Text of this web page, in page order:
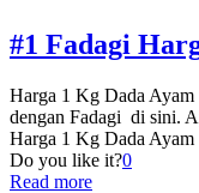
#1 Fadagi
Harga 1 Kg Dada
dengan Fadagi di sini.
Harga 1 Kg Dada Ayam
Do you like it?0
Read more